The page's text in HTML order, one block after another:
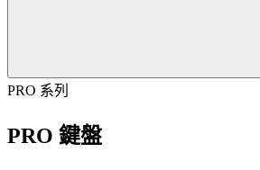
PRO 系列
PRO 鍵盤